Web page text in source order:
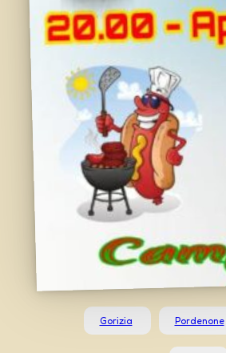
Gorizia Pordenone